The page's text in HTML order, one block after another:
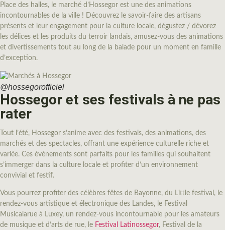
Place des halles, le marché d’Hossegor est une des animations
incontournables de la ville ! Découvrez le savoir-faire des artisans
présents et leur engagement pour la culture locale, dégustez / dévorez
les délices et les produits du terroir landais, amusez-vous des animations
et divertissements tout au long de la balade pour un moment en famille
d’exception.
@hossegorofficiel
Hossegor et ses festivals à ne pas
rater
Tout l’été, Hossegor s’anime avec des festivals, des animations, des
marchés et des spectacles, offrant une expérience culturelle riche et
variée. Ces événements sont parfaits pour les familles qui souhaitent
s’immerger dans la culture locale et profiter d’un environnement
convivial et festif.
Vous pourrez profiter des célèbres fêtes de Bayonne, du Little festival, le
rendez-vous artistique et électronique des Landes, le Festival
Musicalarue à Luxey, un rendez-vous incontournable pour les amateurs
de musique et d’arts de rue, le Festival Latinossegor, Festival de la